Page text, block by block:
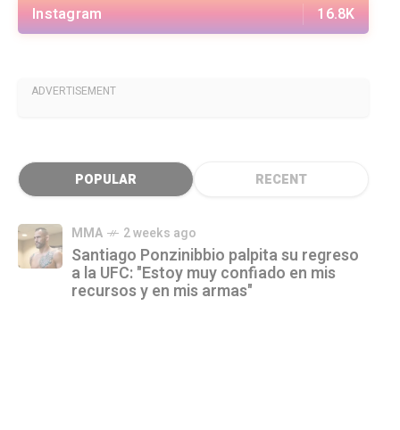
Instagram 16.8K
ADVERTISEMENT
POPULAR RECENT
MMA 2 weeks ago
Santiago Ponzinibbio palpita su regreso
a la UFC: "Estoy muy confiado en mis
recursos y en mis armas"